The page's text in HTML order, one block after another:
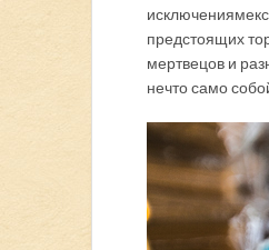
исключения
предстоящих
мертвецов и
нечто само